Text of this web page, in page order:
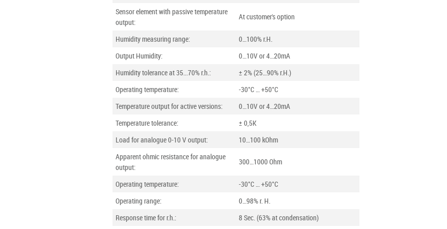
Sensor element with passive temperature
output:
At customer's option
Humidity measuring range:
0…100% r.H.
Output Humidity:
0…10V or 4…20mA
Humidity tolerance at 35...70% r.h.:
± 2% (25…90% r.H.)
Operating temperature:
-30°C … +50°C
Temperature output for active versions:
0…10V or 4…20mA
Temperature tolerance:
± 0,5K
Load for analogue 0-10 V output:
10…100 kOhm
Apparent ohmic resistance for analogue
output:
300…1000 Ohm
Operating temperature:
-30°C … +50°C
Operating range:
0…98% r. H.
Response time for r.h.:
8 Sec. (63% at condensation)